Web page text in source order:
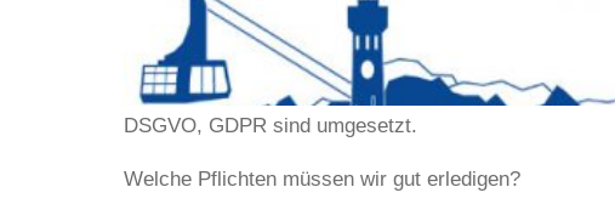
DSGVO, GDPR sind umgesetzt.
Welche Pflichten müssen wir gut erledigen?